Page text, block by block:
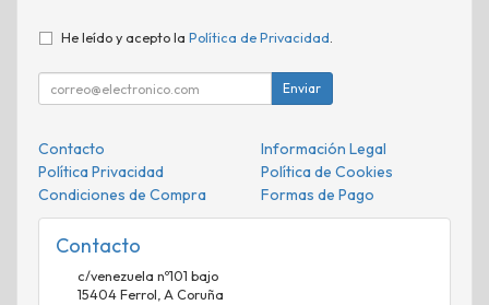
He leído y acepto la Política de Privacidad
Enviar
Contacto
Información Legal
Política Privacidad
Política de Cookies
Condiciones de Compra
Formas de Pago
Contacto
c/venezuela nº101 bajo
15404Ferrol A Coruña